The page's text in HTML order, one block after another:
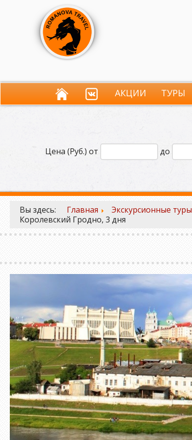
АКЦИИ ТУРЫ
Цена (Руб.) от до
Вы здесь: Главная Экскурсионные туры
Королевский Гродно, 3 дня